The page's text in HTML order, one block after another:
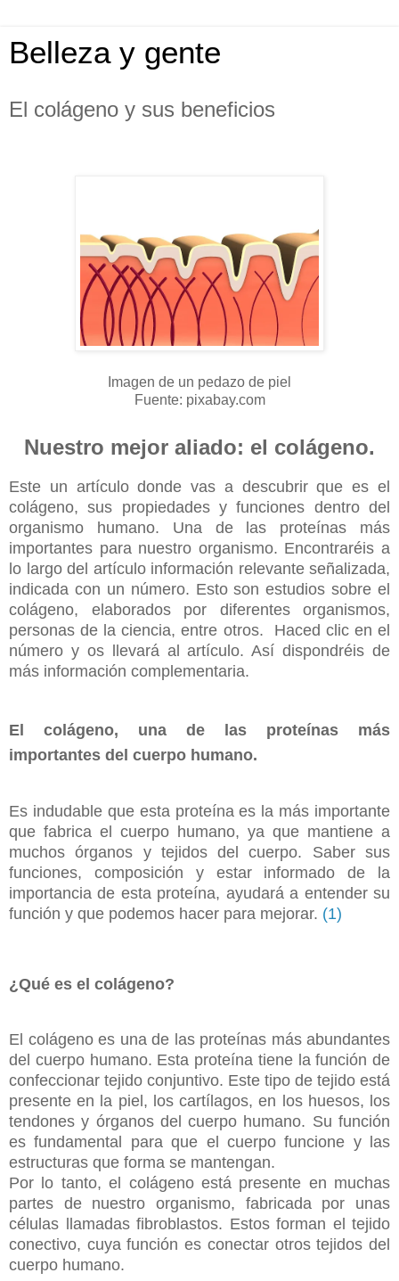
Belleza y gente
El colágeno y sus beneficios
Imagen de un pedazo de piel
Fuente: pixabay.com
Nuestro mejor aliado: el colágeno.
Este un artículo donde vas a descubrir que es el
colágeno, sus propiedades y funciones dentro del
organismo humano. Una de las proteínas más
importantes para nuestro organismo. Encontraréis a
lo largo del artículo información relevante señalizada,
indicada con un número. Esto son estudios sobre el
colágeno, elaborados por diferentes organismos,
personas de la ciencia, entre otros. Haced clic en el
número y os llevará al artículo. Así dispondréis de
más información complementaria.
El colágeno, una de las proteínas más
importantes del cuerpo humano.
Es indudable que esta proteína es la más importante
que fabrica el cuerpo humano, ya que mantiene a
muchos órganos y tejidos del cuerpo. Saber sus
funciones, composición y estar informado de la
importancia de esta proteína, ayudará a entender su
función y que podemos hacer para mejorar. (1)
¿Qué es el colágeno?
El colágeno es una de las proteínas más abundantes
del cuerpo humano. Esta proteína tiene la función de
confeccionar tejido conjuntivo. Este tipo de tejido está
presente en la piel, los cartílagos, en los huesos, los
tendones y órganos del cuerpo humano. Su función
es fundamental para que el cuerpo funcione y las
estructuras que forma se mantengan.
Por lo tanto, el colágeno está presente en muchas
partes de nuestro organismo, fabricada por unas
células llamadas fibroblastos. Estos forman el tejido
conectivo, cuya función es conectar otros tejidos del
cuerpo humano.